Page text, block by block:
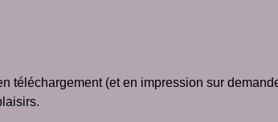
téléchargement (et en impression sur